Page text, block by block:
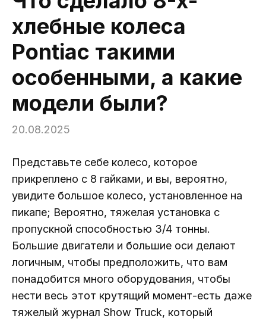
хлебные колеса
Pontiac такими
особенными, а какие
модели были?
20.08.2025
Представьте себе колесо, которое
прикреплено с 8 гайками, и вы, вероятно,
увидите большое колесо, установленное на
пикапе; Вероятно, тяжелая установка с
пропускной способностью 3/4 тонны.
Большие двигатели и большие оси делают
логичным, чтобы предположить, что вам
понадобится много оборудования, чтобы
нести весь этот крутящий момент-есть даже
тяжелый журнал Show Truck, который